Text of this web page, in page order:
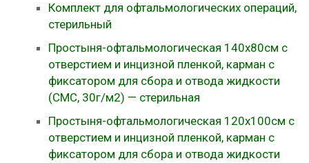
Комплект для офтальмологических операций,
стерильный
Простыня-офтальмологическая 140х80см с
отверстием и инцизной пленкой, карман с
фиксатором для сбора и отвода жидкости
(СМС, 30г/м2) — стерильная
Простыня-офтальмологическая 120х100см с
отверстием и инцизной пленкой, карман с
фиксатором для сбора и отвода жидкости